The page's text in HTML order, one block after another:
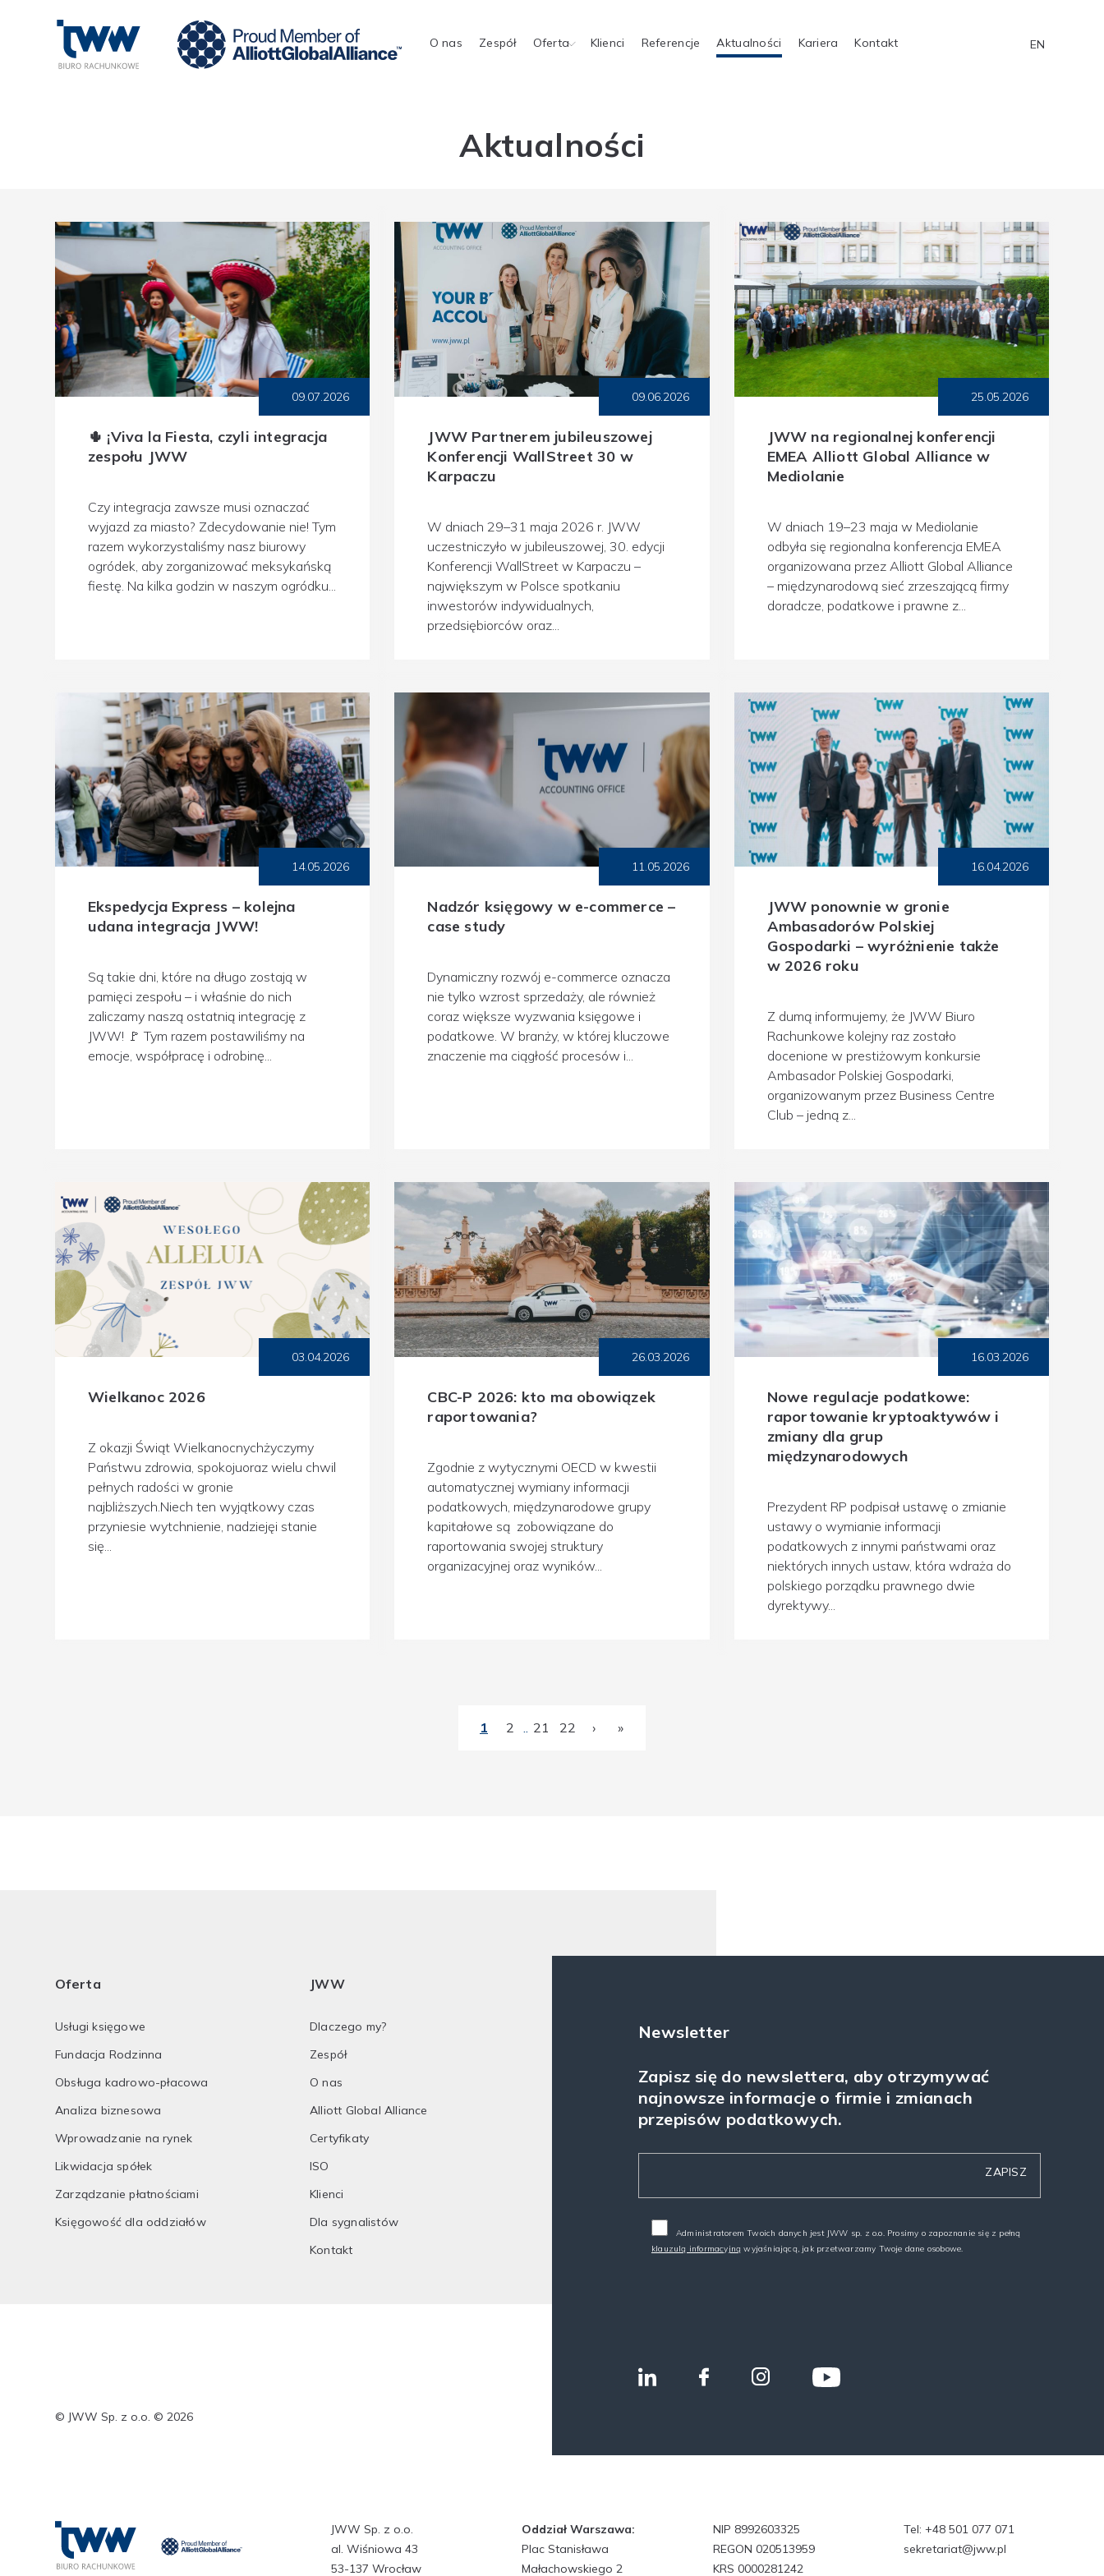
O nas Zespół Oferta Klienci Referencje Aktualności Kariera Kontakt EN
Aktualności
🌵 ¡Viva la Fiesta, czyli integracja
zespołu JWW
09.07.2026
Czy integracja zawsze musi oznaczać
wyjazd za miasto? Zdecydowanie nie! Tym
razem wykorzystaliśmy nasz biurowy
ogródek, aby zorganizować meksykańską
fiestę. Na kilka godzin w naszym ogródku...
JWW Partnerem jubileuszowej
Konferencji WallStreet 30 w
Karpaczu
09.06.2026
W dniach 29–31 maja 2026 r. JWW
uczestniczyło w jubileuszowej, 30. edycji
Konferencji WallStreet w Karpaczu –
największym w Polsce spotkaniu
inwestorów indywidualnych,
przedsiębiorców oraz...
JWW na regionalnej konferencji
EMEA Alliott Global Alliance w
Mediolanie
25.05.2026
W dniach 19–23 maja w Mediolanie
odbyła się regionalna konferencja EMEA
organizowana przez Alliott Global Alliance
– międzynarodową sieć zrzeszającą firmy
doradcze, podatkowe i prawne z...
Ekspedycja Express – kolejna
udana integracja JWW!
14.05.2026
Są takie dni, które na długo zostają w
pamięci zespołu – i właśnie do nich
zaliczamy naszą ostatnią integrację z
JWW! 🚩 Tym razem postawiliśmy na
emocje, współpracę i odrobinę...
Nadzór księgowy w e-commerce –
case study
11.05.2026
Dynamiczny rozwój e-commerce oznacza
nie tylko wzrost sprzedaży, ale również
coraz większe wyzwania księgowe i
podatkowe. W branży, w której kluczowe
znaczenie ma ciągłość procesów i...
JWW ponownie w gronie
Ambasadorów Polskiej
Gospodarki – wyróżnienie także
w 2026 roku
16.04.2026
Z dumą informujemy, że JWW Biuro
Rachunkowe kolejny raz zostało
docenione w prestiżowym konkursie
Ambasador Polskiej Gospodarki,
organizowanym przez Business Centre
Club – jedną z...
Wielkanoc 2026
03.04.2026
Z okazji Świąt Wielkanocnychżyczymy
Państwu zdrowia, spokojuoraz wielu chwil
pełnych radości w gronie
najbliższych.Niech ten wyjątkowy czas
przyniesie wytchnienie, nadziejęi stanie
się...
CBC-P 2026: kto ma obowiązek
raportowania?
26.03.2026
Zgodnie z wytycznymi OECD w kwestii
automatycznej wymiany informacji
podatkowych, międzynarodowe grupy
kapitałowe są zobowiązane do
raportowania swojej struktury
organizacyjnej oraz wyników...
Nowe regulacje podatkowe:
raportowanie kryptoaktywów i
zmiany dla grup
międzynarodowych
16.03.2026
Prezydent RP podpisał ustawę o zmianie
ustawy o wymianie informacji
podatkowych z innymi państwami oraz
niektórych innych ustaw, która wdraża do
polskiego porządku prawnego dwie
dyrektywy...
1 2 21 22 › »
Oferta
Usługi księgowe
Fundacja Rodzinna
Obsługa kadrowo-płacowa
Analiza biznesowa
Wprowadzanie na rynek
Likwidacja spółek
Zarządzanie płatnościami
Księgowość dla oddziałów
JWW
Dlaczego my?
Zespół
O nas
Alliott Global Alliance
Certyfikaty
ISO
Klienci
Dla sygnalistów
Kontakt
Newsletter
Zapisz się do newslettera, aby otrzymywać
najnowsze informacje o firmie i zmianach
przepisów podatkowych.
Administratorem Twoich danych jest JWW sp. z o.o. Prosimy o zapoznanie się z pełną
klauzulą informacyjną wyjaśniającą, jak przetwarzamy Twoje dane osobowe.
© JWW Sp. z o.o. © 2026
JWW Sp. z o.o.
al. Wiśniowa 43
53-137 Wrocław
Oddział Warszawa:
Plac Stanisława
Małachowskiego 2
NIP 8992603325
REGON 020513959
KRS 0000281242
Tel:+48 501 077 071
sekretariat@jww.pl